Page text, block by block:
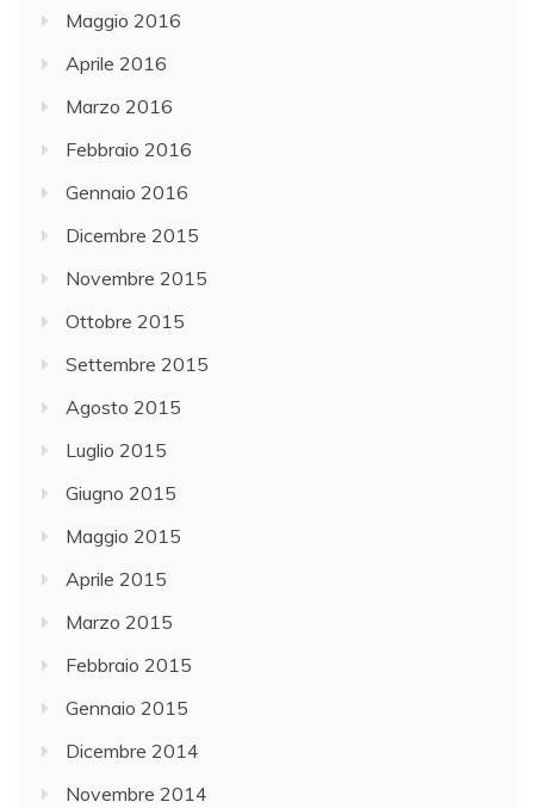
Maggio 2016
Aprile 2016
Marzo 2016
Febbraio 2016
Gennaio 2016
Dicembre 2015
Novembre 2015
Ottobre 2015
Settembre 2015
Agosto 2015
Luglio 2015
Giugno 2015
Maggio 2015
Aprile 2015
Marzo 2015
Febbraio 2015
Gennaio 2015
Dicembre 2014
Novembre 2014